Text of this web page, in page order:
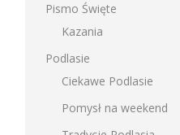
Pismo Święte
Kazania
Podlasie
Ciekawe Podlasie
Pomysł na weekend